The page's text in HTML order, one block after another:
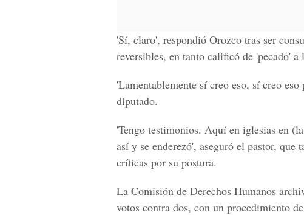
'Sí, claro', respondió Orozco tras ser
reversibles, en tanto calificó de 'pecado' a
'Lamentablemente sí creo eso, sí creo
diputado.
'Tengo testimonios. Aquí en iglesias en
así y se enderezó', aseguró el pastor,
críticas por su postura.
La Comisión de Derechos Humanos
votos contra dos, con un procedimiento